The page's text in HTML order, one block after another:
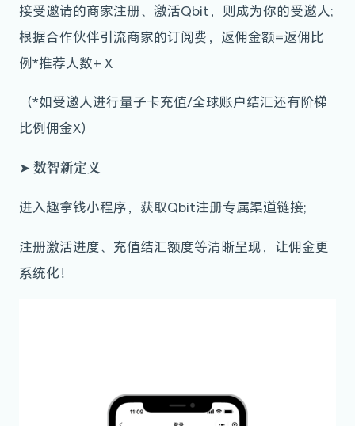
接受邀请的商家注册、激活Qbit，则成为你的受邀人;
根据合作伙伴引流商家的订阅费，返佣金额=返佣比
例*推荐人数+ X
（*如受邀人进行量子卡充值/全球账户结汇还有阶梯
比例佣金X）
➤ 数智新定义
进入趣拿钱小程序，获取Qbit注册专属渠道链接;
注册激活进度、充值结汇额度等清晰呈现，让佣金更
系统化！